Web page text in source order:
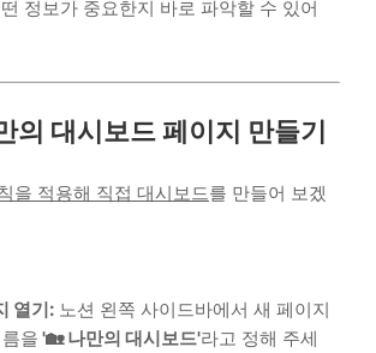
정보가 중요한지 바로 파악할 수 있어
의 대시보드 페이지 만들기
을 적용해 직접 대시보드를 만들어 보겠
열기: 노션 왼쪽 사이드바에서 새 페이지
을 '🏡 나만의 대시보드'라고 정해 주세